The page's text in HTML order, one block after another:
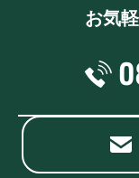
お気